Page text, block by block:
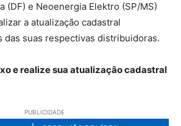
(DF) e Neoenergia Elektro (SP/MS)
a atualização cadastral
das suas respectivas distribuidoras.
e realize sua atualização cadastral
PUBLICIDADE